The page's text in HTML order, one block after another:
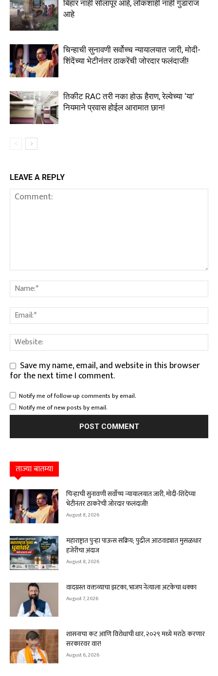
बिहार नाही सोलापूर आहे, लोकशाही नाही गुंडाराज
आहे
चिन्हाची सुनावणी सर्वोच्च न्यायालयात जारी, मोदी-
शिंदेंच्या भेटीनंतर ठाकरेंची जोरदार फलंदाजी!
तिकीट RAC तरी नका होऊ हैराण, रेल्वेच्या ‘या’
नियमाने प्रवास होईल आरामात छान!
LEAVE A REPLY
Save my name, email, and website in this browser
for the next time I comment.
Notify me of follow-up comments by email.
Notify me of new posts by email.
ताज्या बातम्या
चिन्हाची सुनावणी सर्वोच्च न्यायालयात जारी, मोदी-शिंदेंच्या
भेटीनंतर ठाकरेंची जोरदार फलंदाजी!
August 8, 2026
महाराष्ट्रात पुन्हा पाऊस सक्रिय; पुढील आठवड्यात मुसळधार
हजेरीचा अंदाज
August 8, 2026
वादग्रस्त वक्तव्याचा झटका, भाजप नेत्याला अटकेचा धक्का
August 7, 2026
शासनाचा कट आणि विरोधाची धार, २०२९ मध्ये मराठे करणार
सरकारवर वार!
August 6, 2026